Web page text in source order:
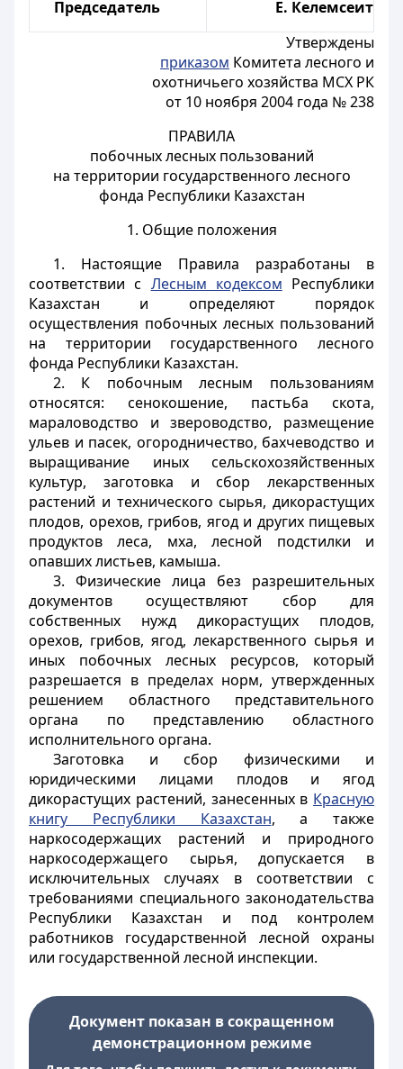
Председатель
Е. Келемсеит
Утверждены
приказом Комитета лесного и
охотничьего хозяйства МСХ РК
от 10 ноября 2004 года № 238
ПРАВИЛА
побочных лесных пользований
на территории государственного лесного
фонда Республики Казахстан
1. Общие положения
1. Настоящие Правила разработаны в
соответствии с Лесным кодексом Республики
Казахстан и определяют порядок
осуществления побочных лесных пользований
на территории государственного лесного
фонда Республики Казахстан.
2. К побочным лесным пользованиям
относятся: сенокошение, пастьба скота,
мараловодство и звероводство, размещение
ульев и пасек, огородничество, бахчеводство и
выращивание иных сельскохозяйственных
культур, заготовка и сбор лекарственных
растений и технического сырья, дикорастущих
плодов, орехов, грибов, ягод и других пищевых
продуктов леса, мха, лесной подстилки и
опавших листьев, камыша.
3. Физические лица без разрешительных
документов осуществляют сбор для
собственных нужд дикорастущих плодов,
орехов, грибов, ягод, лекарственного сырья и
иных побочных лесных ресурсов, который
разрешается в пределах норм, утвержденных
решением областного представительного
органа по представлению областного
исполнительного органа.
Заготовка и сбор физическими и
юридическими лицами плодов и ягод
дикорастущих растений, занесенных в Красную
книгу Республики Казахстан, а также
наркосодержащих растений и природного
наркосодержащего сырья, допускается в
исключительных случаях в соответствии с
требованиями специального законодательства
Республики Казахстан и под контролем
работников государственной лесной охраны
или государственной лесной инспекции.
Документ показан в сокращенном
демонстрационном режиме